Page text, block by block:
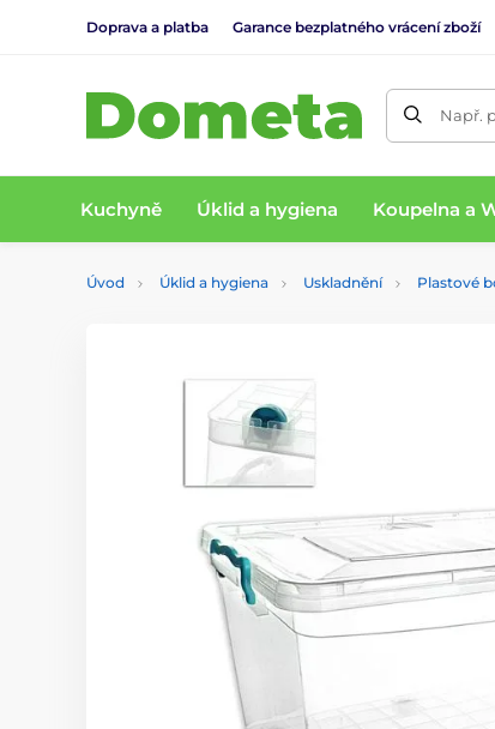
Doprava a platba Garance bezplatného vrácení zboží
Např.
Kuchyně Úklid a hygiena Koupelna a
Úvod Úklid a hygiena Uskladnění Plastové